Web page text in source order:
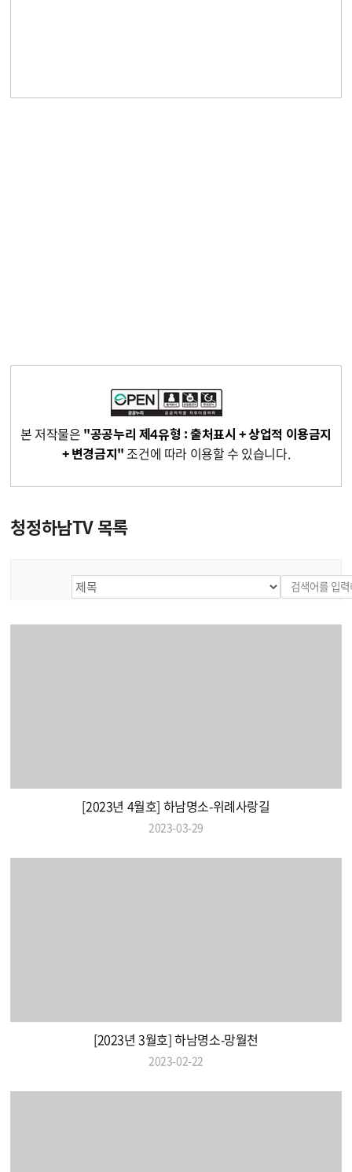
본 저작물은 "공공누리 제4유형 : 출처표시 + 상업적 이용금지
+ 변경금지" 조건에 따라 이용할 수 있습니다.
청정하남TV 목록
[2023년 4월호] 하남명소-위례사랑길
2023-03-29
[2023년 3월호] 하남명소-망월천
2023-02-22